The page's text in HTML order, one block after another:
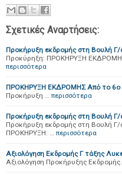
Σχετικές Αναρτήσεις:
Προκήρυξη εκδρομής στη Βουλή Γ/
Προκύρηξη: ΠΡΟΚΗΡΥΞΗ
περισσότερα
ΠΡΟΚΗΡΥΞΗ ΕΚΔΡΟΜΗΣ Από το 6ο
Προκήρυξη … περισσότερα
Προκήρυξη εκδρομής στη Βουλή
Προκήρυξη εκδρομής στη Βουλή
ΠΡΟΚΗΡΥΞΗ: … περισσότερα
Αξιολόγηση Εκδρομής Γ τάξης
Αξιολόγηση Προκήρυξης